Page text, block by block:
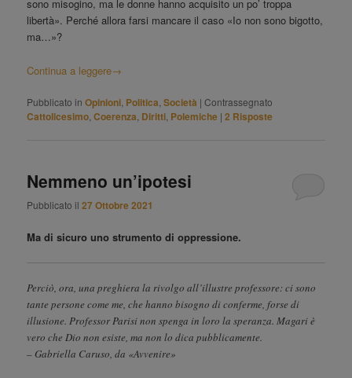
sono misogino, ma le donne hanno acquisito un po’ troppa
libertà». Perché allora farsi mancare il caso «Io non sono bigotto,
ma…»?
Continua a leggere→
Pubblicato in Opinioni Politica ,Società |Contrassegnato
Cattolicesimo ,Coerenza Diritti Polemiche |2 Risposte
Nemmeno un’ipotesi
Pubblicato il27 Ottobre 2021
Ma di sicuro uno strumento di oppressione.
Perciò, ora, una preghiera la rivolgo all’illustre professore: ci sono
tante persone come me, che hanno bisogno di conferme, forse di
illusione. Professor Parisi non spenga in loro la speranza. Magari è
vero che Dio non esiste, ma non lo dica pubblicamente.
– Gabriella Caruso, da «Avvenire»